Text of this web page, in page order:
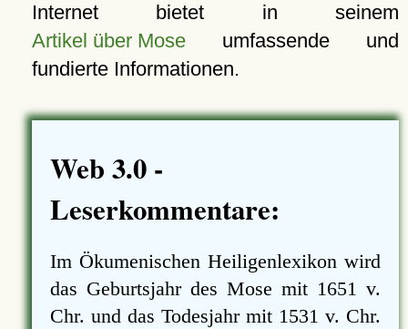
Internet bietet in seinem
Artikel über Moseumfassende und
fundierte Informationen.
Web 3.0 -
Leserkommentare:
Im Ökumenischen Heiligenlexikon wird
das Geburtsjahr des Mose mit 1651 v.
Chr. und das Todesjahr mit 1531 v. Chr.